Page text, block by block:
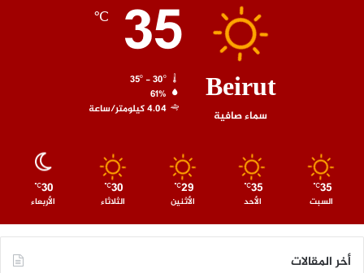
Beirut
سماء صافية
35
℃
35º - 30º
61%
4.04 كيلومتر/ساعة
35
℃
السبت
35
℃
الأحد
29
℃
الأثنين
30
℃
الثلاثاء
30
℃
الأربعاء
أخر المقالات